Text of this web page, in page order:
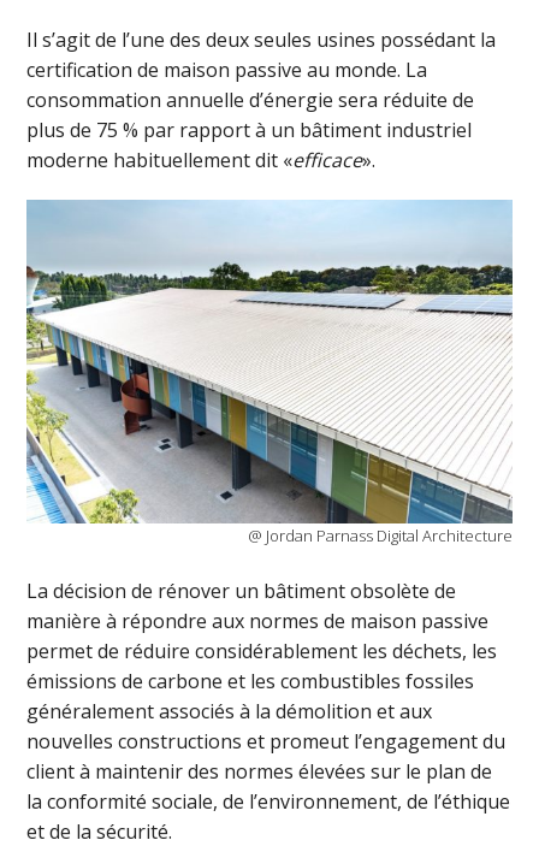
Il s’agit de l’une des deux seules usines possédant la
certification de maison passive au monde. La
consommation annuelle d’énergie sera réduite de
plus de 75 % par rapport à un bâtiment industriel
moderne habituellement dit «efficace».
@ Jordan Parnass Digital Architecture
La décision de rénover un bâtiment obsolète de
manière à répondre aux normes de maison passive
permet de réduire considérablement les déchets, les
émissions de carbone et les combustibles fossiles
généralement associés à la démolition et aux
nouvelles constructions et promeut l’engagement du
client à maintenir des normes élevées sur le plan de
la conformité sociale, de l’environnement, de l’éthique
et de la sécurité.